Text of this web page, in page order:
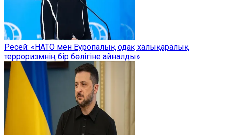
Ресей: «НАТО мен Еуропалық одақ халықаралық
терроризмнің бір бөлігіне айналды»